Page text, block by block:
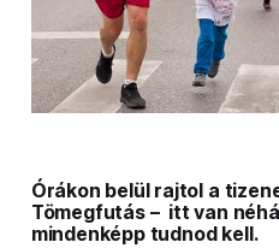
Órákon belül rajtol a
Tömegfutás – itt van
mindenképp tudnod kell.